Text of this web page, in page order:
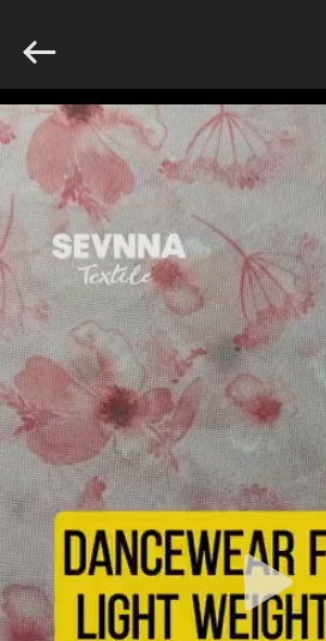
집
제
품
VR
쇼
우
리
에
대
2019
SEVNNA
TEXTILE.
All
Rights
Reserved.